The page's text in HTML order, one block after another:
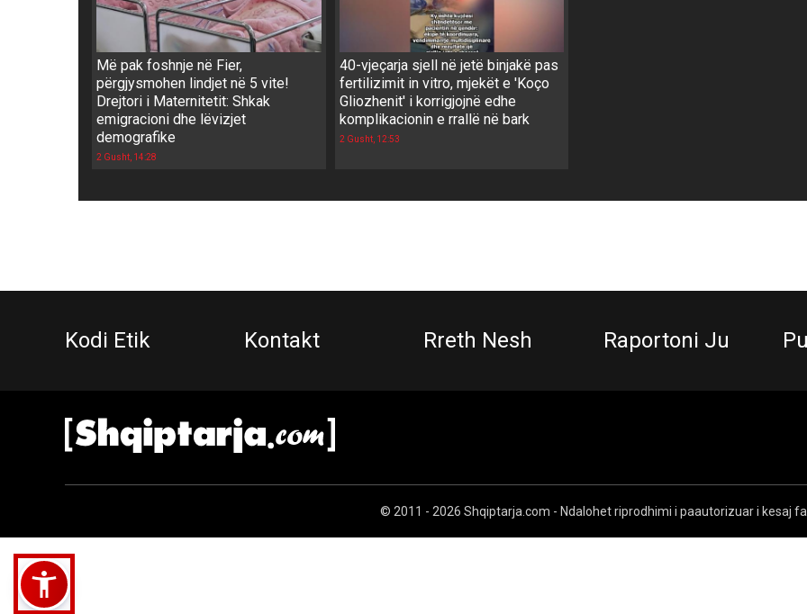
Më pak foshnje në Fier,
përgjysmohen lindjet në 5 vite!
Drejtori i Maternitetit: Shkak
emigracioni dhe lëvizjet
demografike
2 Gusht, 14:28
40-vjeçarja sjell në jetë binjakë pas
fertilizimit in vitro, mjekët e 'Koço
Gliozhenit' i korrigjojnë edhe
komplikacionin e rrallë në bark
2 Gusht, 12:53
Kodi Etik Kontakt Rreth Nesh Raportoni Ju
© 2011 - 2026 Shqiptarja.com - Ndalohet riprodhimi i paautorizuar i kesaj